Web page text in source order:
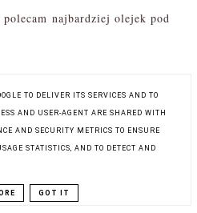
polecam najbardziej olejek pod
na prawdę super
TO DELIVER ITS SERVICES AND TO
AND USER-AGENT ARE SHARED WITH
AND SECURITY METRICS TO ENSURE
STATISTICS, AND TO DETECT AND
GOT IT